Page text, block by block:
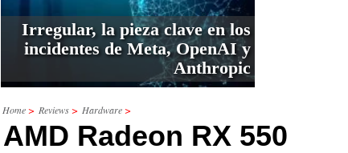
Irregular, la pieza clave en los
incidentes de Meta, OpenAI y
Anthropic
Home> Reviews> Hardware>
AMD Radeon RX 550